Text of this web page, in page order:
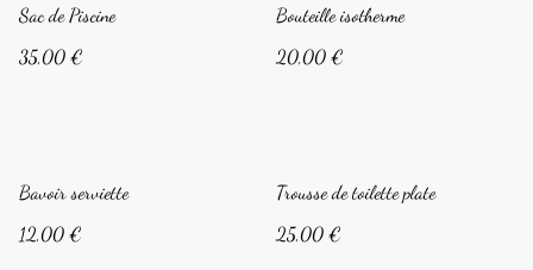
Sac de Piscine
35,00 €
Bouteille isotherme
20,00 €
Bavoir serviette
12,00 €
Trousse de toilette plate
25,00 €